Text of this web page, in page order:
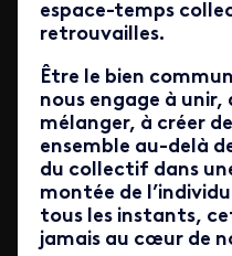
espace-temps
retrouvailles.
Être le bien
nous engage à unir,
mélanger, à créer
ensemble au-delà
du collectif dans
montée de
tous les instants,
jamais au cœur de